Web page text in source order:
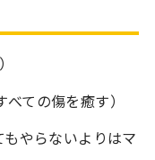
ての傷を癒す）
やらないよりはマ